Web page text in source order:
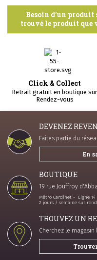
Besoin d'un produit
trouvé le produit que
Click & Collect
Retrait gratuit en boutique sur
Rendez-vous
DEVENEZ
Faites partie du
En
BOUTIQUE
19 rue Jouffroy
Métro Cardinet - Ligne 14
2 jours / semaine sur
TROUVEZ UN
Cherchez le